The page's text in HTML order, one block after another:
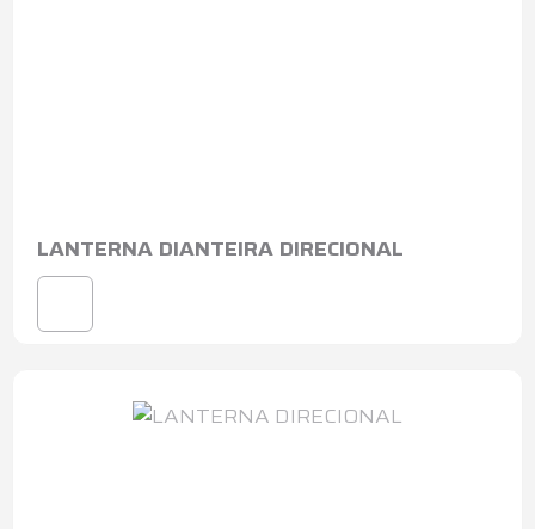
LANTERNA DIANTEIRA DIRECIONAL